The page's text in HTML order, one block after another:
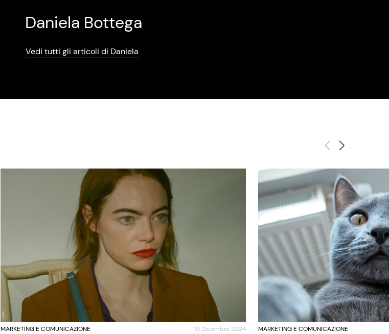
Daniela Bottega
Vedi tutti gli articoli di Daniela
MARKETING E COMUNICAZIONE 10 Dicembre 2024 MARKETING E COMUNICAZIONE